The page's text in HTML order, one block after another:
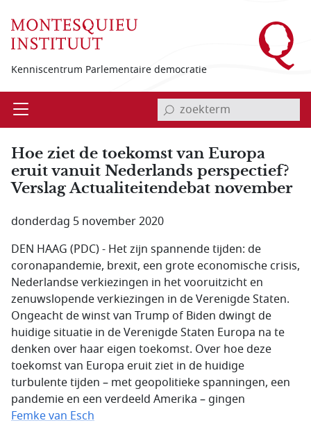
Kenniscentrum Parlementaire democratie
Open invoerveld zoekterm
Hoe ziet de toekomst van Europa
eruit vanuit Nederlands perspectief?
Verslag Actualiteitendebat november
donderdag 5 november 2020
DEN HAAG (PDC) - Het zijn spannende tijden: de
coronapandemie, brexit, een grote economische crisis,
Nederlandse verkiezingen in het vooruitzicht en
zenuwslopende verkiezingen in de Verenigde Staten.
Ongeacht de winst van Trump of Biden dwingt de
huidige situatie in de Verenigde Staten Europa na te
denken over haar eigen toekomst. Over hoe deze
toekomst van Europa eruit ziet in de huidige
turbulente tijden – met geopolitieke spanningen, een
pandemie en een verdeeld Amerika – gingen
Femke van Esch